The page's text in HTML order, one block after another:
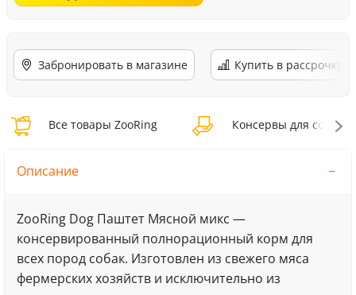
Забронировать в магазине Купить в рассрочку
Все товары ZooRing Консервы для собак
Описание
ZooRing Dog Паштет Мясной микс —
консервированный полнорационный корм для
всех пород собак. Изготовлен из свежего мяса
фермерских хозяйств и исключительно из